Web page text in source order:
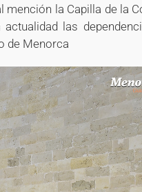
la Capilla de la
las
de Menorca